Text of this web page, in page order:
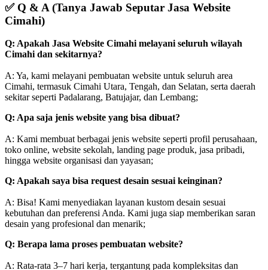
✅ Q & A (Tanya Jawab Seputar Jasa Website
Cimahi)
Q: Apakah Jasa Website Cimahi melayani seluruh wilayah
Cimahi dan sekitarnya?
A: Ya, kami melayani pembuatan website untuk seluruh area
Cimahi, termasuk Cimahi Utara, Tengah, dan Selatan, serta daerah
sekitar seperti Padalarang, Batujajar, dan Lembang;
Q: Apa saja jenis website yang bisa dibuat?
A: Kami membuat berbagai jenis website seperti profil perusahaan,
toko online, website sekolah, landing page produk, jasa pribadi,
hingga website organisasi dan yayasan;
Q: Apakah saya bisa request desain sesuai keinginan?
A: Bisa! Kami menyediakan layanan kustom desain sesuai
kebutuhan dan preferensi Anda. Kami juga siap memberikan saran
desain yang profesional dan menarik;
Q: Berapa lama proses pembuatan website?
A: Rata-rata 3–7 hari kerja, tergantung pada kompleksitas dan